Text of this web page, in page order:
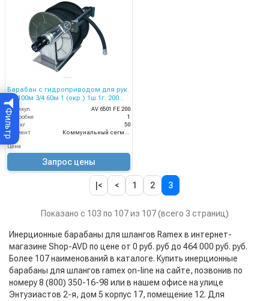
Фильтр
Барабан с гидроприводом для рук.
дл.100м 3/4 60м 1 (окр.) 1ш.1г. 200
бар
Артикул
AV 6501 FE 200
В коробке
1
Вес, кг
50
Сегмент
Цена
Запрос цены
|< < 1 2 3
Показано с 103 по 107 из 107 (всего 3 страниц)
Инерционные барабаны для шлангов Ramex в интернет-
магазине Shop-AVD по цене от 0 руб. руб до 464 000 руб. руб.
Более 107 наименований в каталоге. Купить инерционные
барабаны для шлангов ramex on-line на сайте, позвонив по
номеру 8 (800) 350-16-98 или в нашем офисе на улице
Энтузиастов 2-я, дом 5 корпус 17, помещение 12. Для